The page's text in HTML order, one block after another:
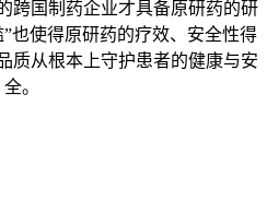
跨国制药企业才具备原研药的研
也使得原研药的疗效、安全性得
质从根本上守护患者的健康与安
全。